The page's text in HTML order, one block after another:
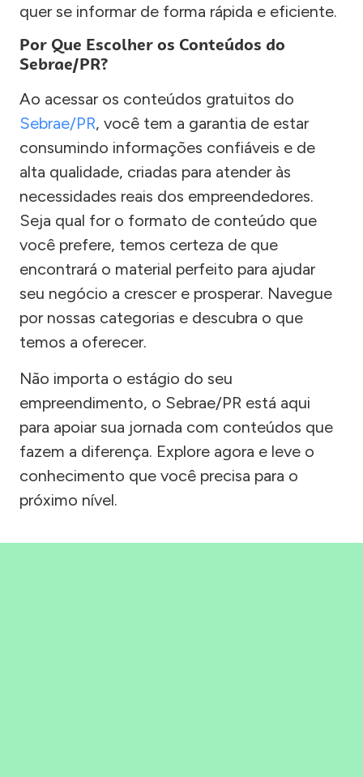
quer se informar de forma rápida e eficiente.
Por Que Escolher os Conteúdos do
Sebrae/PR?
Ao acessar os conteúdos gratuitos do
Sebrae/PR, você tem a garantia de estar
consumindo informações confiáveis e de
alta qualidade, criadas para atender às
necessidades reais dos empreendedores.
Seja qual for o formato de conteúdo que
você prefere, temos certeza de que
encontrará o material perfeito para ajudar
seu negócio a crescer e prosperar. Navegue
por nossas categorias e descubra o que
temos a oferecer.
Não importa o estágio do seu
empreendimento, o Sebrae/PR está aqui
para apoiar sua jornada com conteúdos que
fazem a diferença. Explore agora e leve o
conhecimento que você precisa para o
próximo nível.